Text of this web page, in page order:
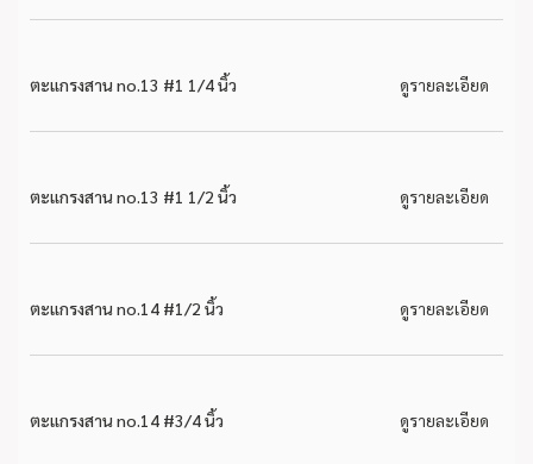
ตะแกรงสาน no.13 #1 1/4 นิ้ว ดูรายละเอียด
ตะแกรงสาน no.13 #1 1/2 นิ้ว ดูรายละเอียด
ตะแกรงสาน no.14 #1/2 นิ้ว ดูรายละเอียด
ตะแกรงสาน no.14 #3/4 นิ้ว ดูรายละเอียด